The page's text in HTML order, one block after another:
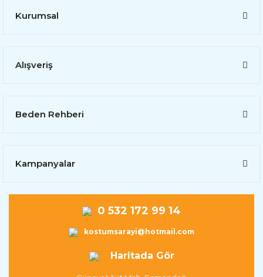
Kurumsal
Alışveriş
Beden Rehberi
Kampanyalar
0 532 172 99 14
kostumsarayi@hotmail.com
Haritada Gör